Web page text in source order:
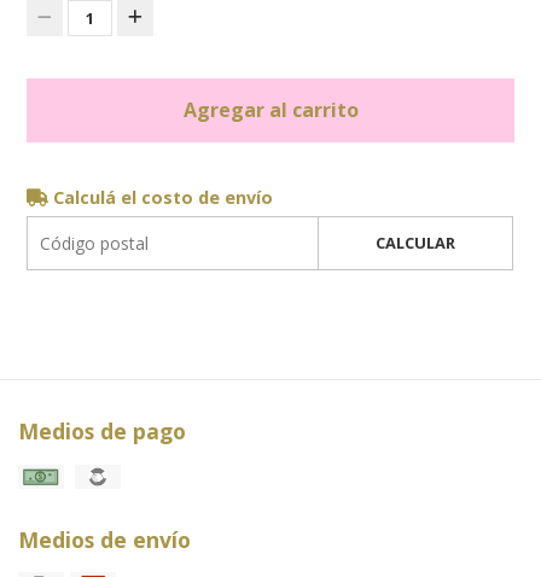
1
Agregar al carrito
Calculá el costo de envío
CALCULAR
Medios de pago
Medios de envío